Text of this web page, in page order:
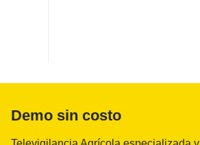
Demo sin costo